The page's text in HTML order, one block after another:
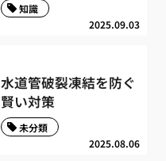
2025.09.03
知識
水道管破裂凍結を防ぐ
賢い対策
2025.08.06
未分類